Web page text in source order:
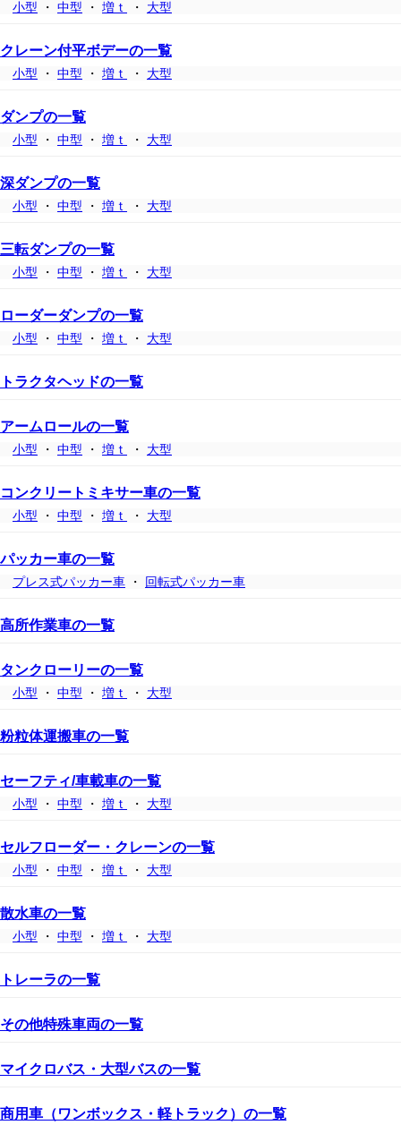
小型 ・ 中型 ・ 増ｔ ・ 大型
クレーン付平ボデーの一覧
小型 ・ 中型 ・ 増ｔ ・ 大型
ダンプの一覧
小型 ・ 中型 ・ 増ｔ ・ 大型
深ダンプの一覧
小型 ・ 中型 ・ 増ｔ ・ 大型
三転ダンプの一覧
小型 ・ 中型 ・ 増ｔ ・ 大型
ローダーダンプの一覧
小型 ・ 中型 ・ 増ｔ ・ 大型
トラクタヘッドの一覧
アームロールの一覧
小型 ・ 中型 ・ 増ｔ ・ 大型
コンクリートミキサー車の一覧
小型 ・ 中型 ・ 増ｔ ・ 大型
パッカー車の一覧
プレス式パッカー車 ・ 回転式パッカー車
高所作業車の一覧
タンクローリーの一覧
小型 ・ 中型 ・ 増ｔ ・ 大型
粉粒体運搬車の一覧
セーフティ/車載車の一覧
小型 ・ 中型 ・ 増ｔ ・ 大型
セルフローダー・クレーンの一覧
小型 ・ 中型 ・ 増ｔ ・ 大型
散水車の一覧
小型 ・ 中型 ・ 増ｔ ・ 大型
トレーラの一覧
その他特殊車両の一覧
マイクロバス・大型バスの一覧
商用車（ワンボックス・軽トラック）の一覧